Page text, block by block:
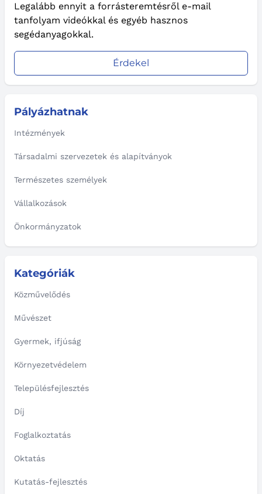
Legalább ennyit a forrásteremtésről e-mail
tanfolyam videókkal és egyéb hasznos
segédanyagokkal.
Érdekel
Pályázhatnak
Intézmények
Társadalmi szervezetek és alapítványok
Természetes személyek
Vállalkozások
Önkormányzatok
Kategóriák
Közművelődés
Művészet
Gyermek, ifjúság
Környezetvédelem
Településfejlesztés
Díj
Foglalkoztatás
Oktatás
Kutatás-fejlesztés